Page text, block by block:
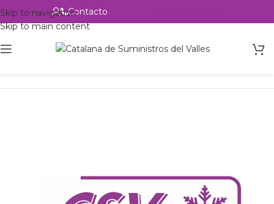
Skip to navigation
Skip to main content
Contacto